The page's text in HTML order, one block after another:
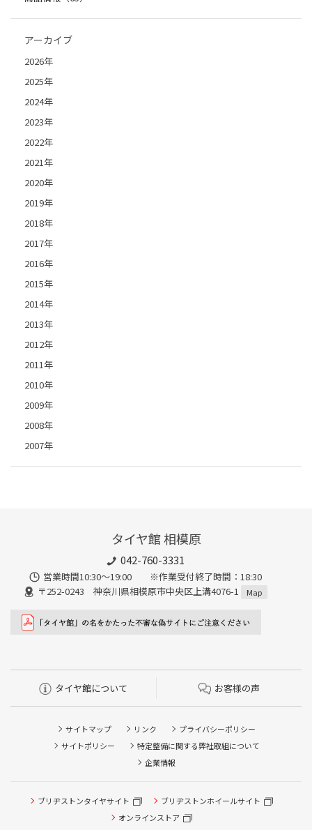
アーカイブ
2026年
2025年
2024年
2023年
2022年
2021年
2020年
2019年
2018年
2017年
2016年
2015年
2014年
2013年
2012年
2011年
2010年
2009年
2008年
2007年
タイヤ館 相模原
042-760-3331
営業時間10:30～19:00 ※作業受付終了時間：18:30
〒252-0243 神奈川県相模原市中央区上溝4076-1
Map
タイヤ館について お客様の声
サイトマップ リンク
プライバシーポリシー
サイトポリシー
特定整備に関する弊社取組について
企業情報
ブリヂストンタイヤサイト
ブリヂストンホイールサイト
オンラインストア
タイヤ点検・安全点検/タイヤ履き替え/オイル交換/その他
ピット作業の予約